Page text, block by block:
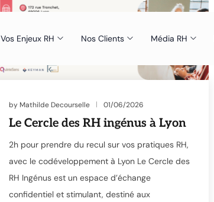
Vos Enjeux RH Nos Clients Média RH
by Mathilde Decourselle 01/06/2026
Le Cercle des RH ingénus à Lyon
2h pour prendre du recul sur vos pratiques RH,
avec le codéveloppement à Lyon Le Cercle des
RH Ingénus est un espace d’échange
confidentiel et stimulant, destiné aux